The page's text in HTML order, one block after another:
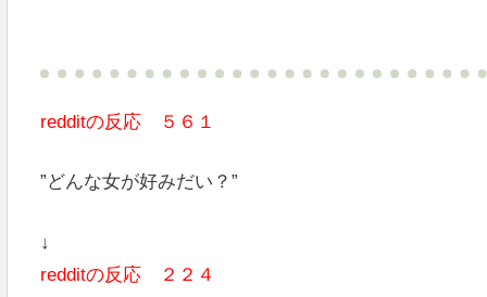
redditの反応 ５６１
”どんな女が好みだい？”
↓
redditの反応 ２２４